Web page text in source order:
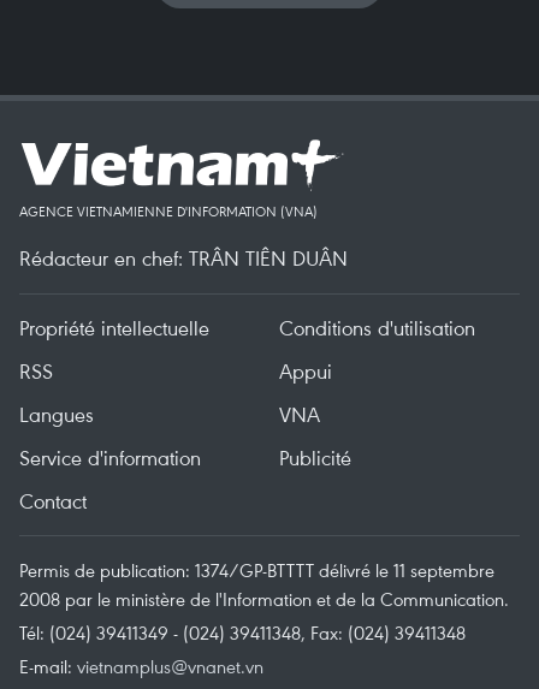
AGENCE VIETNAMIENNE D'INFORMATION (VNA)
Rédacteur en chef: TRÂN TIÊN DUÂN
Propriété intellectuelle
Conditions d'utilisation
RSS
Appui
Langues
VNA
Service d'information
Publicité
Contact
Permis de publication: 1374/GP-BTTTT délivré le 11 septembre
2008 par le ministère de l'Information et de la Communication.
Tél: (024) 39411349 - (024) 39411348, Fax: (024) 39411348
E-mail: vietnamplus@vnanet.vn